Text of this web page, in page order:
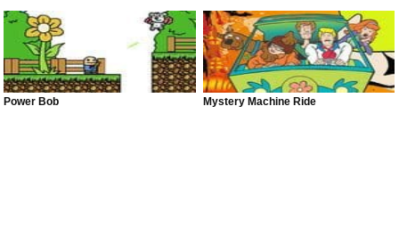
Power Bob Mystery Machine Ride